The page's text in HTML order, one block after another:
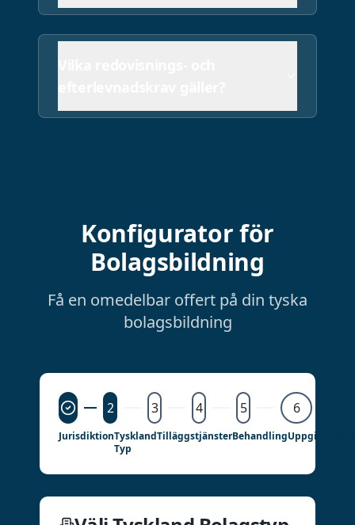
Konfigurator för
Bolagsbildning
Få en omedelbar offert på din tyska
bolagsbildning
2 3 4 5 6
JurisdiktionTyskland
Typ
TilläggstjänsterBehandlingUppgifter